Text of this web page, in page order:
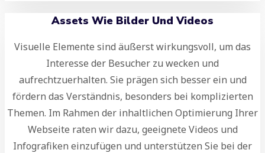
Assets Wie Bilder Und Videos
Visuelle Elemente sind äußerst wirkungsvoll, um das
Interesse der Besucher zu wecken und
aufrechtzuerhalten. Sie prägen sich besser ein und
fördern das Verständnis, besonders bei komplizierten
Themen. Im Rahmen der inhaltlichen Optimierung Ihrer
Webseite raten wir dazu, geeignete Videos und
Infografiken einzufügen und unterstützen Sie bei der